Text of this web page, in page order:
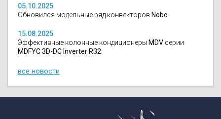
05.10.2025
Обновился модельные ряд конвекторов Nobo
15.08.2025
Эффективные колонные кондиционеры MDV серии
MDFYC 3D-DC Inverter R32
все новости